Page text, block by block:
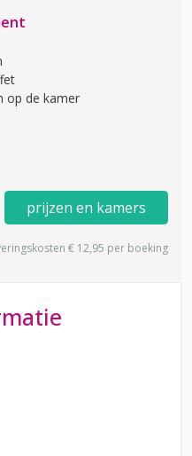
op de kamer
prijzen en kamers
€ 12,95 per boeking